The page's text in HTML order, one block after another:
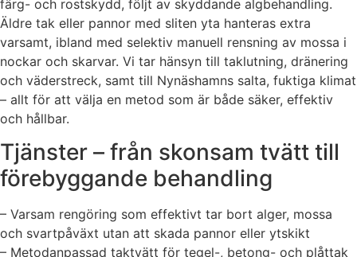
färg- och rostskydd, följt av skyddande algbehandling.
Äldre tak eller pannor med sliten yta hanteras extra
varsamt, ibland med selektiv manuell rensning av mossa i
nockar och skarvar. Vi tar hänsyn till taklutning, dränering
och väderstreck, samt till Nynäshamns salta, fuktiga klimat
– allt för att välja en metod som är både säker, effektiv
och hållbar.
Tjänster – från skonsam tvätt till
förebyggande behandling
– Varsam rengöring som effektivt tar bort alger, mossa
och svartpåväxt utan att skada pannor eller ytskikt
– Metodanpassad taktvätt för tegel-, betong- och plåttak